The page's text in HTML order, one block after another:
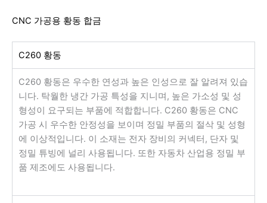
CNC 가공용 황동 합금
C260 황동
C260 황동은 우수한 연성과 높은 인성으로 잘 알려져 있습
니다. 탁월한 냉간 가공 특성을 지니며, 높은 가소성 및 성
형성이 요구되는 부품에 적합합니다. C260 황동은 CNC
가공 시 우수한 안정성을 보이며 정밀 부품의 절삭 및 성형
에 이상적입니다. 이 소재는 전자 장비의 커넥터, 단자 및
정밀 튜빙에 널리 사용됩니다. 또한 자동차 산업용 정밀 부
품 제조에도 사용됩니다.